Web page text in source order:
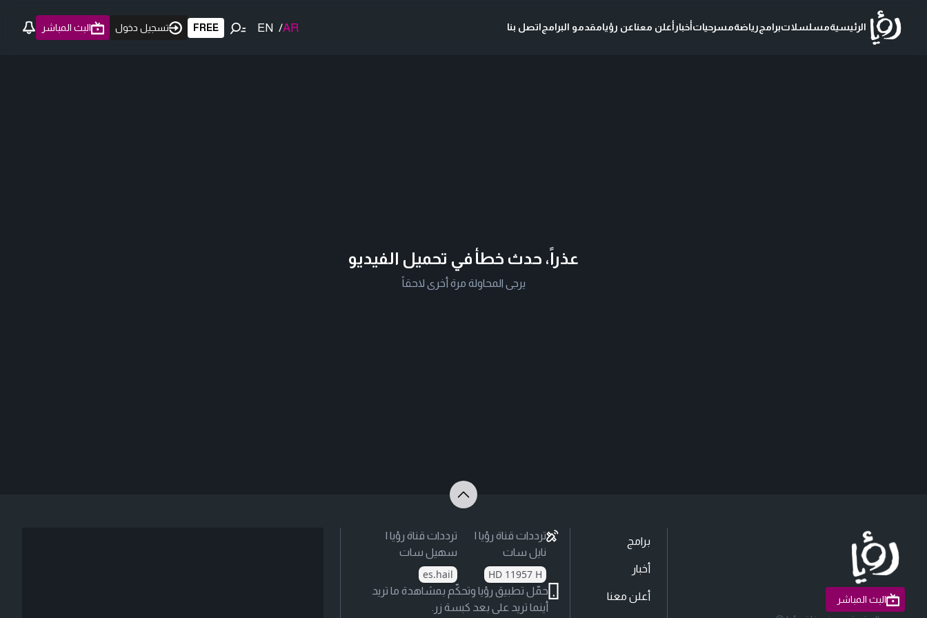
الرئيسيةمسلسلاتبرامجرياضةمسرحياتأخبارأعلن معناعن رؤيامقدمو البرامجاتصل بنا AR
/
EN
FREE تسجيل دخول البث المباشر
عذراً، حدث خطأ في تحميل الفيديو
يرجى المحاولة مرة أخرى لاحقاً
البث المباشر
برامج
أخبار
أعلن معنا
ترددات قناة رؤيا |
نايل سات
HD 11957 H
ترددات قناة رؤيا |
سهيل سات
es.hail
حمّل تطبيق رؤيا وتحكّم بمشاهدة ما تريد
أينما تريد على بعد كبسة زر.